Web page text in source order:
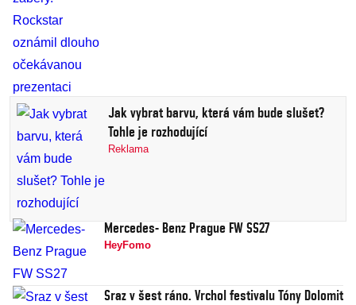
Jak vybrat barvu, která vám bude slušet?
Tohle je rozhodující
Reklama
Mercedes- Benz Prague FW SS27
HeyFomo
Sraz v šest ráno. Vrchol festivalu Tóny Dolomit